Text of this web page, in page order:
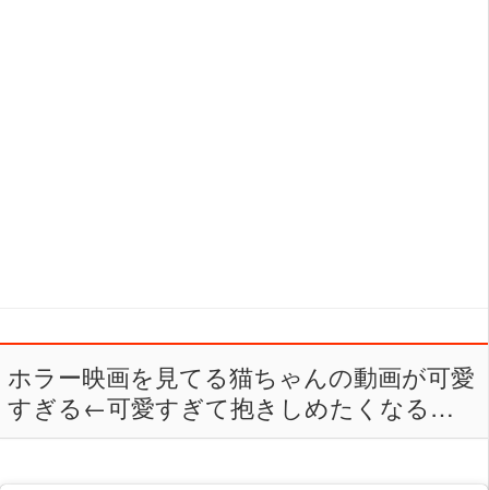
ホラー映画を見てる猫ちゃんの動画が可愛
すぎる←可愛すぎて抱きしめたくなる…